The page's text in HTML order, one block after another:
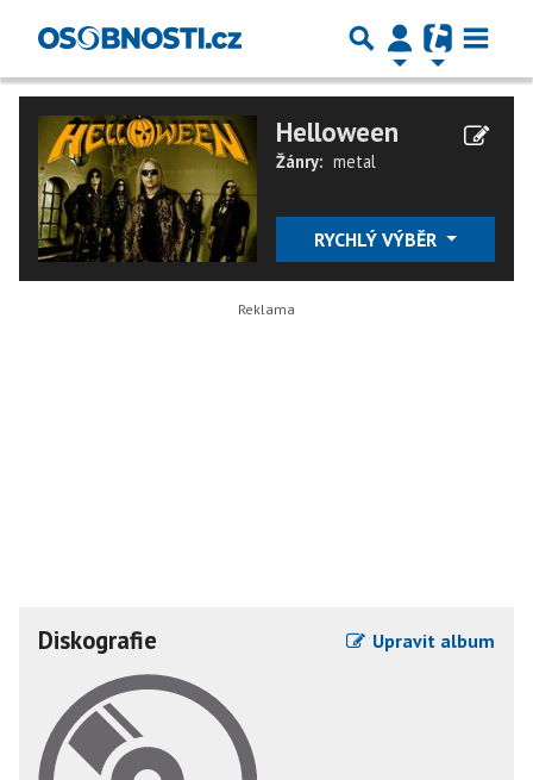
Helloween
Žánry: metal
RYCHLÝ VÝBĚR
Diskografie Upravit album